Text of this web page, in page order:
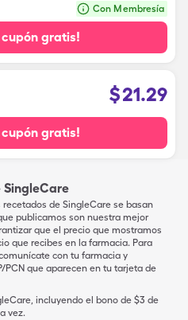
Con Membresía
cupón gratis!
$21.29
cupón gratis!
de SingleCare se basan
publicamos son nuestra mejor
que el precio que mostramos
que recibes en la farmacia. Para
con tu farmacia y
PCN que aparecen en tu tarjeta de
incluyendo el bono de $3 de
vez.